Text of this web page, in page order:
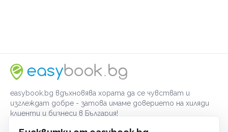
easybook.bg вдъхновява хората да се чувстват и
изглеждат добре - затова имаме доверието на хиляди
клиенти и бизнеси в България!